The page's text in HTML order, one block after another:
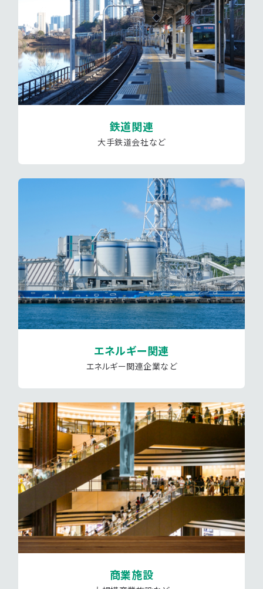
鉄道関連
大手鉄道会社など
エネルギー関連
エネルギー関連企業など
商業施設